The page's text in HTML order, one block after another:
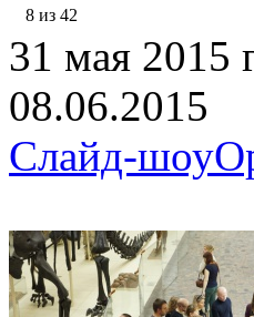
8 из 42
31 мая 2015
08.06.2015
Слайд-шоу